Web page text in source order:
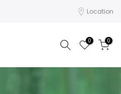
Location
0 0